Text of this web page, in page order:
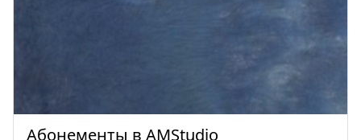
Абонементы в AMStudio